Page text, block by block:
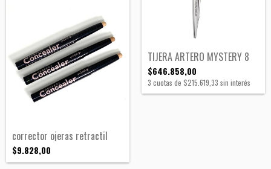
corrector ojeras retractil
$9.828,00
TIJERA ARTERO MYSTERY 8
$646.858,00
3 cuotas de $215.619,33 sin interés